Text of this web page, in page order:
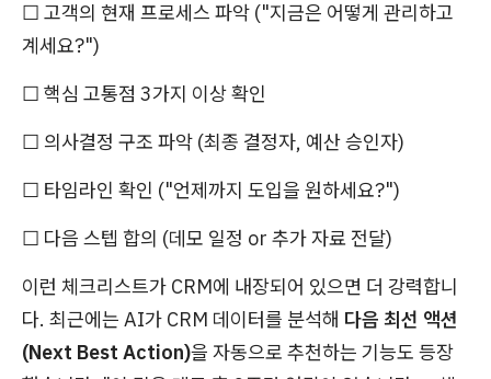
☐ 고객의 현재 프로세스 파악 ("지금은 어떻게 관리하고
계세요?")
☐ 핵심 고통점 3가지 이상 확인
☐ 의사결정 구조 파악 (최종 결정자, 예산 승인자)
☐ 타임라인 확인 ("언제까지 도입을 원하세요?")
☐ 다음 스텝 합의 (데모 일정 or 추가 자료 전달)
이런 체크리스트가 CRM에 내장되어 있으면 더 강력합니
다. 최근에는 AI가 CRM 데이터를 분석해 다음 최선 액션
(Next Best Action)을 자동으로 추천하는 기능도 등장